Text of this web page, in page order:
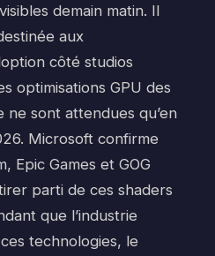
demain matin. Il
aux
côté studios
optimisations GPU des
sont attendues qu’en
Microsoft confirme
Epic Games et GOG
parti de ces shaders
que l’industrie
technologies, le